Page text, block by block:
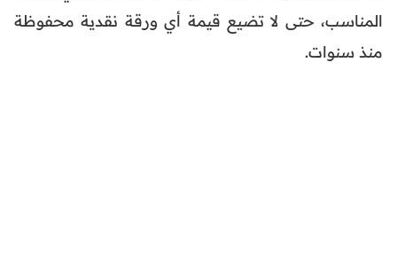
المناسب، حتى لا تضيع قيمة أي ورقة نقدية محفوظة
منذ سنوات.